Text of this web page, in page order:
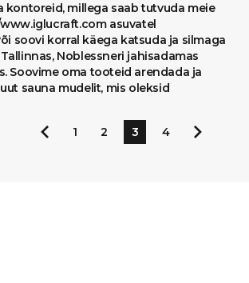
kontoreid, millega saab tutvuda meie
asuvatel
soovi korral käega katsuda ja silmaga
Noblessneri jahisadamas
Soovime oma tooteid arendada ja
sauna mudelit, mis oleksid
POSTITUSTE
1 2 3 4